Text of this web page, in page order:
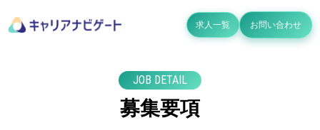
求人一覧 お問い合わせ
JOB DETAIL
募集要項